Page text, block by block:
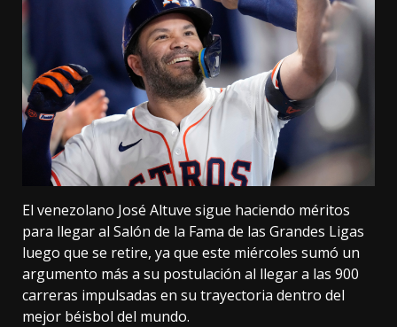
El venezolano José Altuve sigue haciendo méritos
para llegar al Salón de la Fama de las Grandes Ligas
luego que se retire, ya que este miércoles sumó un
argumento más a su postulación al llegar a las 900
carreras impulsadas en su trayectoria dentro del
mejor béisbol del mundo.